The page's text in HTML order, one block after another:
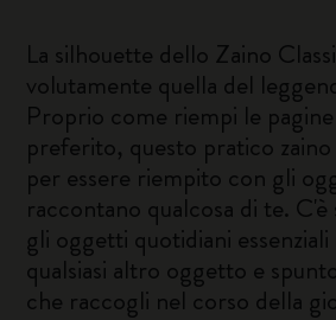
La silhouette dello Zaino
volutamente quella del
Proprio come riempi le
preferito, questo pratico
per essere riempito con gli
raccontano qualcosa di te.
gli oggetti quotidiani essenziali
qualsiasi altro oggetto e
che raccogli nel corso della